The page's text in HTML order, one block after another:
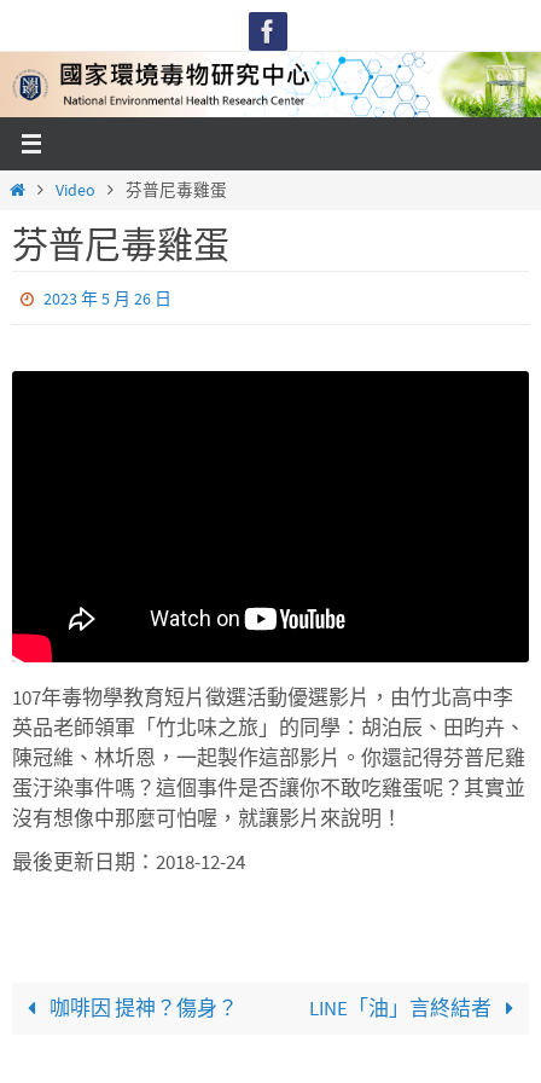
content
HomeVideo 芬普尼毒雞蛋
芬普尼毒雞蛋
2023 年 5 月 26 日
107年毒物學教育短片徵選活動優選影片，由竹北高中李
英品老師領軍「竹北味之旅」的同學：胡泊辰、田昀卉、
陳冠維、林圻恩，一起製作這部影片。你還記得芬普尼雞
蛋汙染事件嗎？這個事件是否讓你不敢吃雞蛋呢？其實並
沒有想像中那麼可怕喔，就讓影片來說明！
最後更新日期：2018-12-24
咖啡因 提神？傷身？ LINE「油」言終結者